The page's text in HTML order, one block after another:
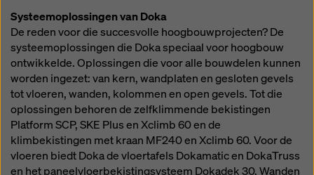
Systeemoplossingen van Doka
De reden voor die succesvolle hoogbouwprojecten? De
systeemoplossingen die Doka speciaal voor hoogbouw
ontwikkelde. Oplossingen die voor alle bouwdelen kunnen
worden ingezet: van kern, wandplaten en gesloten gevels
tot vloeren, wanden, kolommen en open gevels. Tot die
oplossingen behoren de zelfklimmende bekistingen
Platform SCP, SKE Plus en Xclimb 60 en de
klimbekistingen met kraan MF240 en Xclimb 60. Voor de
vloeren biedt Doka de vloertafels Dokamatic en DokaTruss
en het paneelvloerbekistingsysteem Dokadek 30. Wanden